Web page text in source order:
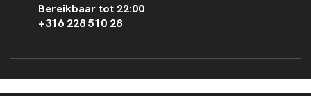
Bereikbaar tot 22:00
+316 228 510 28